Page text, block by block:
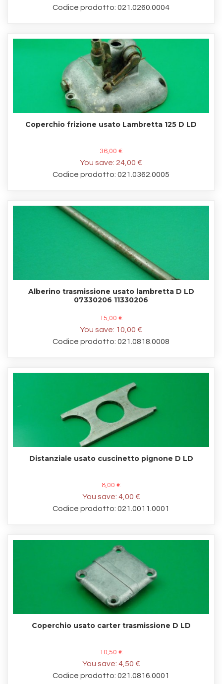
Codice prodotto: 021.0260.0004
Coperchio frizione usato Lambretta 125 D LD
36,00 €
You save: 24,00 €
Codice prodotto: 021.0362.0005
Alberino trasmissione usato lambretta D LD
07330206 11330206
15,00 €
You save: 10,00 €
Codice prodotto: 021.0818.0008
Distanziale usato cuscinetto pignone D LD
8,00 €
You save: 4,00 €
Codice prodotto: 021.0011.0001
Coperchio usato carter trasmissione D LD
10,50 €
You save: 4,50 €
Codice prodotto: 021.0816.0001